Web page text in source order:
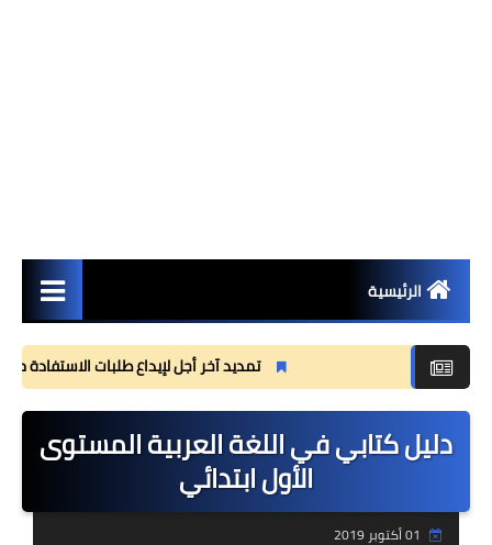
الرئيسية
مستجدات
مذكرات
وثائق تربوية
جذاذات
تمديد آخر أجل لإيداع طلبات الاستفادة من منحة
دليل كتابي في اللغة العربية المستوى
الأول ابتدائي